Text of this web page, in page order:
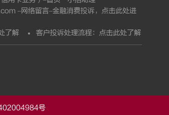
–网络留言–金融消费投诉， 点击此处进
了解 客户投诉处理流程： 点击此处了解
号